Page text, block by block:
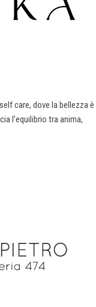
care, dove la bellezza è
l’equilibrio tra anima,